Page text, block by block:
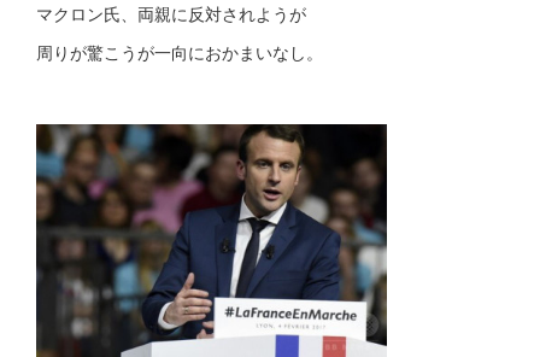
マクロン氏、両親に反対されようが
周りが驚こうが一向におかまいなし。